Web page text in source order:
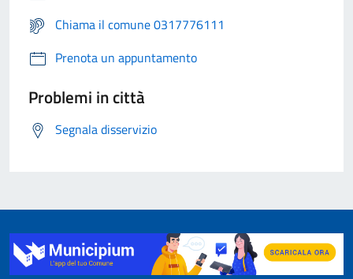
Chiama il comune 0317776111
Prenota un appuntamento
Problemi in città
Segnala disservizio